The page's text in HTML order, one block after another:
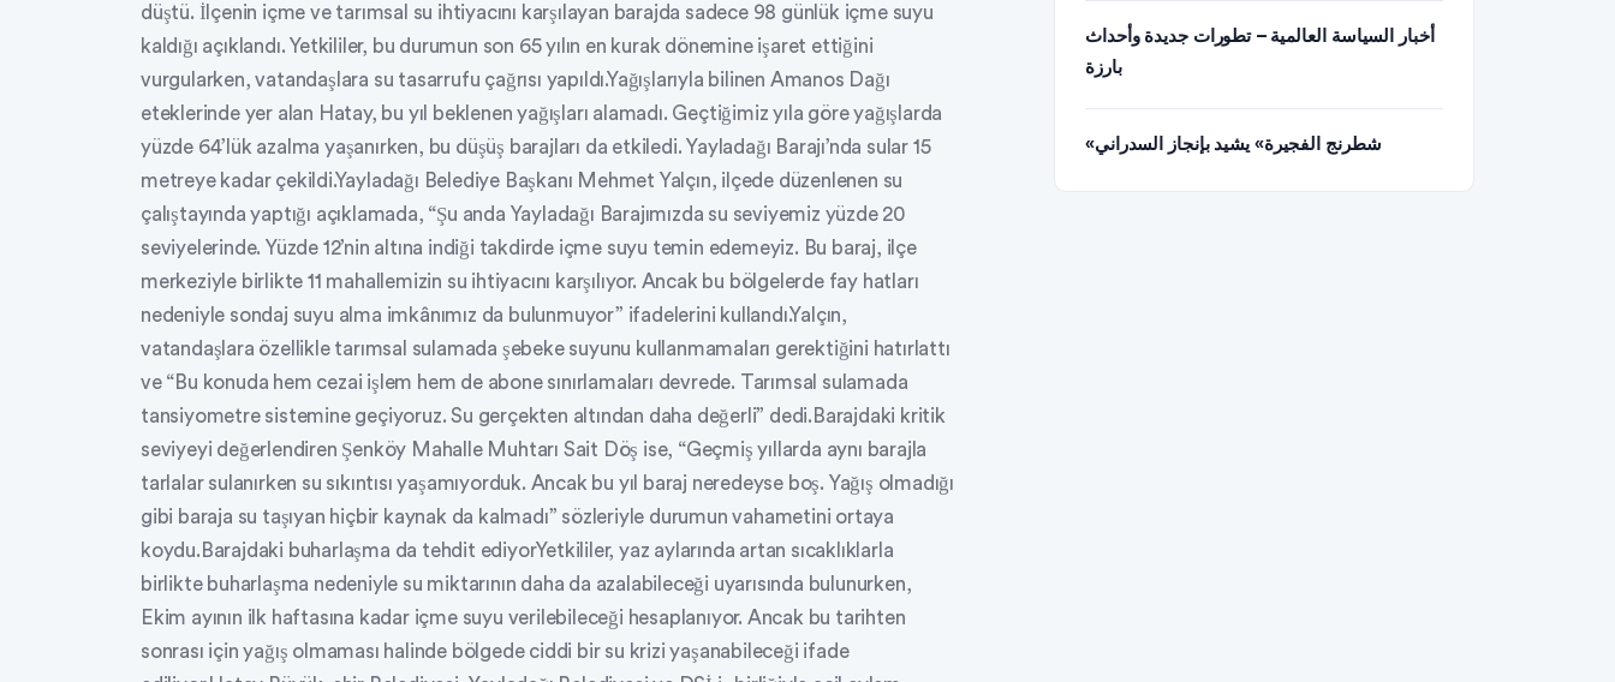
düştü. İlçenin içme ve tarımsal su ihtiyacını karşılayan barajda sadece 98 günlük içme suyu
kaldığı açıklandı. Yetkililer, bu durumun son 65 yılın en kurak dönemine işaret ettiğini
vurgularken, vatandaşlara su tasarrufu çağrısı yapıldı.Yağışlarıyla bilinen Amanos Dağı
eteklerinde yer alan Hatay, bu yıl beklenen yağışları alamadı. Geçtiğimiz yıla göre yağışlarda
yüzde 64’lük azalma yaşanırken, bu düşüş barajları da etkiledi. Yayladağı Barajı’nda sular 15
metreye kadar çekildi.Yayladağı Belediye Başkanı Mehmet Yalçın, ilçede düzenlenen su
çalıştayında yaptığı açıklamada, “Şu anda Yayladağı Barajımızda su seviyemiz yüzde 20
seviyelerinde. Yüzde 12’nin altına indiği takdirde içme suyu temin edemeyiz. Bu baraj, ilçe
merkeziyle birlikte 11 mahallemizin su ihtiyacını karşılıyor. Ancak bu bölgelerde fay hatları
nedeniyle sondaj suyu alma imkânımız da bulunmuyor” ifadelerini kullandı.Yalçın,
vatandaşlara özellikle tarımsal sulamada şebeke suyunu kullanmamaları gerektiğini hatırlattı
ve “Bu konuda hem cezai işlem hem de abone sınırlamaları devrede. Tarımsal sulamada
tansiyometre sistemine geçiyoruz. Su gerçekten altından daha değerli” dedi.Barajdaki kritik
seviyeyi değerlendiren Şenköy Mahalle Muhtarı Sait Döş ise, “Geçmiş yıllarda aynı barajla
tarlalar sulanırken su sıkıntısı yaşamıyorduk. Ancak bu yıl baraj neredeyse boş. Yağış olmadığı
gibi baraja su taşıyan hiçbir kaynak da kalmadı” sözleriyle durumun vahametini ortaya
koydu.Barajdaki buharlaşma da tehdit ediyorYetkililer, yaz aylarında artan sıcaklıklarla
birlikte buharlaşma nedeniyle su miktarının daha da azalabileceği uyarısında bulunurken,
Ekim ayının ilk haftasına kadar içme suyu verilebileceği hesaplanıyor. Ancak bu tarihten
sonrası için yağış olmaması halinde bölgede ciddi bir su krizi yaşanabileceği ifade
أخبار السياسة العالمية – تطورات جديدة وأحداث
بارزة
«شطرنج الفجيرة» يشيد بإنجاز السدراني